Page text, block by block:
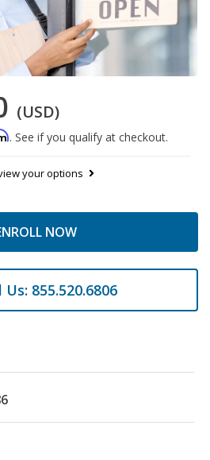
(USD)
. See if you qualify at checkout.
your options
NOW
Us: 855.520.6806